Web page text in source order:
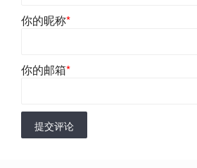
你的昵称*
你的邮箱*
提交评论